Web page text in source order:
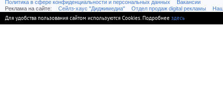
Политика в сфере конфиденциальности и персональных данных
Вакансии
Реклама на сайте:
Cейлз-хаус "Диджимедиа" Отдел продаж digital рекламы
Для удобства пользования сайтом используются Cookies. Подробнее здесь